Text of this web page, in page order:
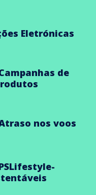
Eletrónicas
de
nos voos